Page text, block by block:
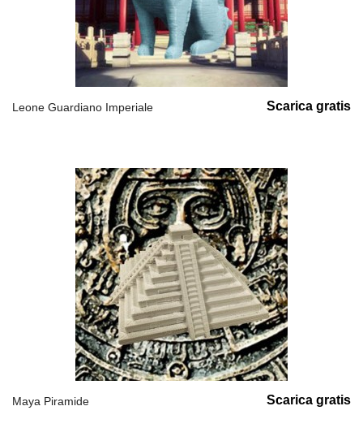
Leone Guardiano Imperiale Scarica gratis
Maya Piramide Scarica gratis